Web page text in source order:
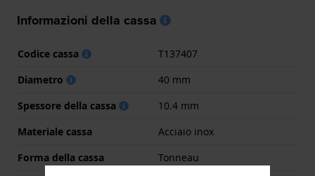
Informazioni della cassa
Codice cassa
T137407
Diametro
40 mm
Spessore della cassa
10.4 mm
Materiale cassa
Acciaio inox
Forma della cassa
Tonneau